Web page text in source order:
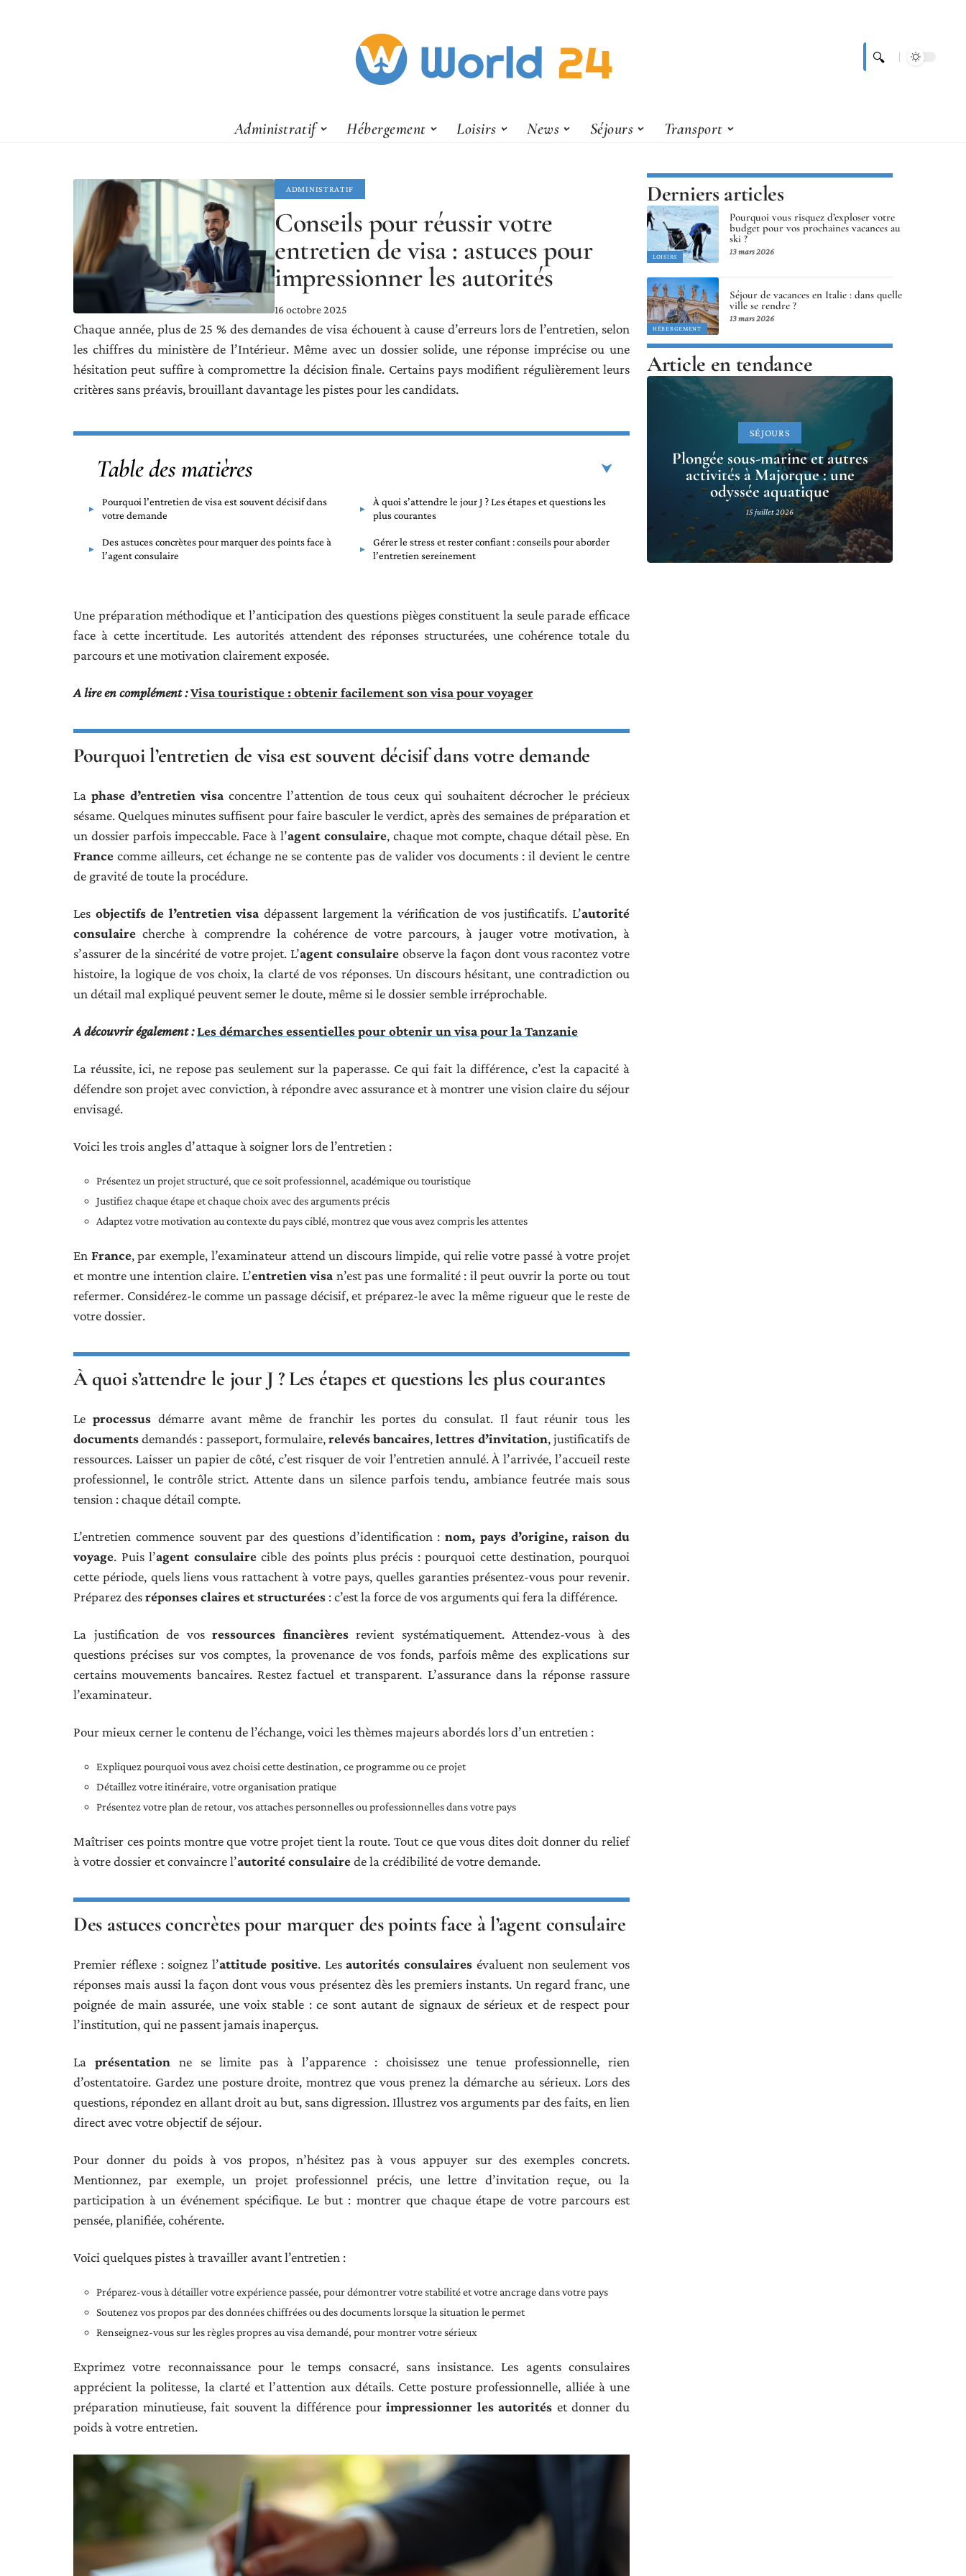
Administratif Hébergement Loisirs News Séjours Transport
ADMINISTRATIF
Conseils pour réussir votre
entretien de visa : astuces pour
impressionner les autorités
16 octobre 2025
Chaque année, plus de 25 % des demandes de visa échouent à cause d’erreurs lors de l’entretien, selon
les chiffres du ministère de l’Intérieur. Même avec un dossier solide, une réponse imprécise ou une
hésitation peut suffire à compromettre la décision finale. Certains pays modifient régulièrement leurs
critères sans préavis, brouillant davantage les pistes pour les candidats.
Table des matières
Pourquoi l’entretien de visa est souvent décisif dans
votre demande
À quoi s’attendre le jour J ? Les étapes et questions les
plus courantes
Des astuces concrètes pour marquer des points face à
l’agent consulaire
Gérer le stress et rester confiant : conseils pour aborder
l’entretien sereinement
Une préparation méthodique et l’anticipation des questions pièges constituent la seule parade efficace
face à cette incertitude. Les autorités attendent des réponses structurées, une cohérence totale du
parcours et une motivation clairement exposée.
A lire en complément :Visa touristique : obtenir facilement son visa pour voyager
Pourquoi l’entretien de visa est souvent décisif dans votre demande
La phase d’entretien visaconcentre l’attention de tous ceux qui souhaitent décrocher le précieux
sésame. Quelques minutes suffisent pour faire basculer le verdict, après des semaines de préparation et
un dossier parfois impeccable. Face à l’agent consulaire, chaque mot compte, chaque détail pèse. En
France comme ailleurs, cet échange ne se contente pas de valider vos documents : il devient le centre
de gravité de toute la procédure.
Les objectifs de l’entretien visa dépassent largement la vérification de vos justificatifs. L’autorité
consulaire cherche à comprendre la cohérence de votre parcours, à jauger votre motivation, à
s’assurer de la sincérité de votre projet. L’agent consulaireobserve la façon dont vous racontez votre
histoire, la logique de vos choix, la clarté de vos réponses. Un discours hésitant, une contradiction ou
un détail mal expliqué peuvent semer le doute, même si le dossier semble irréprochable.
A découvrir également :Les démarches essentielles pour obtenir un visa pour la Tanzanie
La réussite, ici, ne repose pas seulement sur la paperasse. Ce qui fait la différence, c’est la capacité à
défendre son projet avec conviction, à répondre avec assurance et à montrer une vision claire du séjour
envisagé.
Voici les trois angles d’attaque à soigner lors de l’entretien :
Présentez un projet structuré, que ce soit professionnel, académique ou touristique
Justifiez chaque étape et chaque choix avec des arguments précis
Adaptez votre motivation au contexte du pays ciblé, montrez que vous avez compris les attentes
En France, par exemple, l’examinateur attend un discours limpide, qui relie votre passé à votre projet
et montre une intention claire. L’entretien visa n’est pas une formalité : il peut ouvrir la porte ou tout
refermer. Considérez-le comme un passage décisif, et préparez-le avec la même rigueur que le reste de
votre dossier.
À quoi s’attendre le jour J ? Les étapes et questions les plus courantes
Le processusdémarre avant même de franchir les portes du consulat. Il faut réunir tous les
documentsdemandés : passeport, formulaire,relevés bancaires,lettres d’invitation, justificatifs de
ressources. Laisser un papier de côté, c’est risquer de voir l’entretien annulé. À l’arrivée, l’accueil reste
professionnel, le contrôle strict. Attente dans un silence parfois tendu, ambiance feutrée mais sous
tension : chaque détail compte.
L’entretien commence souvent par des questions d’identification : nom, pays d’origine, raison du
voyage. Puis l’agent consulairecible des points plus précis : pourquoi cette destination, pourquoi
cette période, quels liens vous rattachent à votre pays, quelles garanties présentez-vous pour revenir.
Préparez desréponses claires et structurées : c’est la force de vos arguments qui fera la différence.
La justification de vos ressources financièresrevient systématiquement. Attendez-vous à des
questions précises sur vos comptes, la provenance de vos fonds, parfois même des explications sur
certains mouvements bancaires. Restez factuel et transparent. L’assurance dans la réponse rassure
l’examinateur.
Pour mieux cerner le contenu de l’échange, voici les thèmes majeurs abordés lors d’un entretien :
Expliquez pourquoi vous avez choisi cette destination, ce programme ou ce projet
Détaillez votre itinéraire, votre organisation pratique
Présentez votre plan de retour, vos attaches personnelles ou professionnelles dans votre pays
Maîtriser ces points montre que votre projet tient la route. Tout ce que vous dites doit donner du relief
à votre dossier et convaincre l’autorité consulairede la crédibilité de votre demande.
Des astuces concrètes pour marquer des points face à l’agent consulaire
Premier réflexe : soignez l’attitude positive. Lesautorités consulaires évaluent non seulement vos
réponses mais aussi la façon dont vous vous présentez dès les premiers instants. Un regard franc, une
poignée de main assurée, une voix stable : ce sont autant de signaux de sérieux et de respect pour
l’institution, qui ne passent jamais inaperçus.
La présentation ne se limite pas à l’apparence : choisissez une tenue professionnelle, rien
d’ostentatoire. Gardez une posture droite, montrez que vous prenez la démarche au sérieux. Lors des
questions, répondez en allant droit au but, sans digression. Illustrez vos arguments par des faits, en lien
direct avec votre objectif de séjour.
Pour donner du poids à vos propos, n’hésitez pas à vous appuyer sur des exemples concrets.
Mentionnez, par exemple, un projet professionnel précis, une lettre d’invitation reçue, ou la
participation à un événement spécifique. Le but : montrer que chaque étape de votre parcours est
pensée, planifiée, cohérente.
Voici quelques pistes à travailler avant l’entretien :
Préparez-vous à détailler votre expérience passée, pour démontrer votre stabilité et votre ancrage dans votre pays
Soutenez vos propos par des données chiffrées ou des documents lorsque la situation le permet
Renseignez-vous sur les règles propres au visa demandé, pour montrer votre sérieux
Exprimez votre reconnaissance pour le temps consacré, sans insistance. Les agents consulaires
apprécient la politesse, la clarté et l’attention aux détails. Cette posture professionnelle, alliée à une
préparation minutieuse, fait souvent la différence pourimpressionner les autorités et donner du
poids à votre entretien.
Derniers articles
LOISIRS
Pourquoi vous risquez d’exploser votre
budget pour vos prochaines vacances au
ski ?
13 mars 2026
HÉBERGEMENT
Séjour de vacances en Italie : dans quelle
ville se rendre ?
13 mars 2026
Article en tendance
SÉJOURS
Plongée sous-marine et autres
activités à Majorque : une
odyssée aquatique
15 juillet 2026